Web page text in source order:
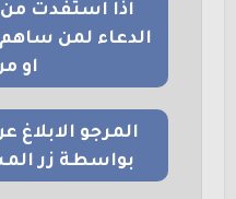
الدعاء لمن
او
المرجو
بواسطة زر